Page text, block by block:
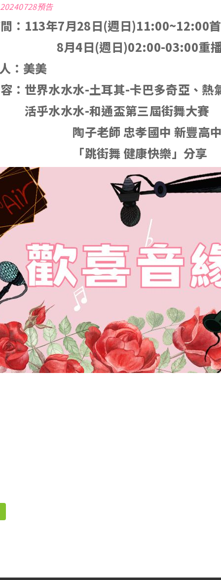
預告
：113年7月28日(週日)11:00~12:00
4日(週日)02:00-03:00重
：美美
：世界水水水-土耳其-卡巴多奇亞、熱
水水水-和通盃第三屆街舞大賽
師 忠孝國中 新豐高中
街舞 健康快樂」分享